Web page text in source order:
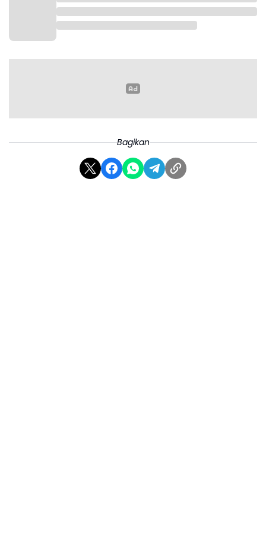
terjadi hal-hal yang mengakibatkan hilangnya pendapatan,
terjadinya kemiskinan ekstrem.
Bagikan